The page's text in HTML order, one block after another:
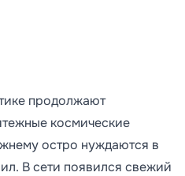
продолжают
космические
остро нуждаются в
В сети появился свежий